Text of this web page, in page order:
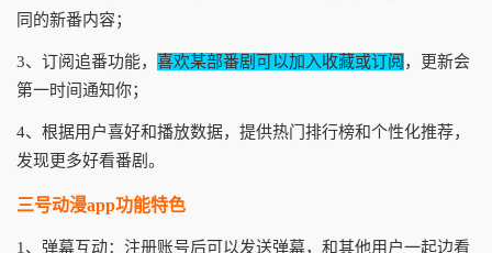
同的新番内容；
3、订阅追番功能， 喜欢某部番剧可以加入收藏或订阅 ，更新会
第一时间通知你；
4、根据用户喜好和播放数据，提供热门排行榜和个性化推荐，
发现更多好看番剧。
三号动漫app功能特色
1、弹幕互动：注册账号后可以发送弹幕，和其他用户一起边看